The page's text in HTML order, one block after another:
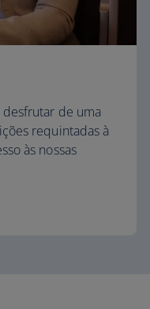
desfrutar de uma
requintadas à
às nossas